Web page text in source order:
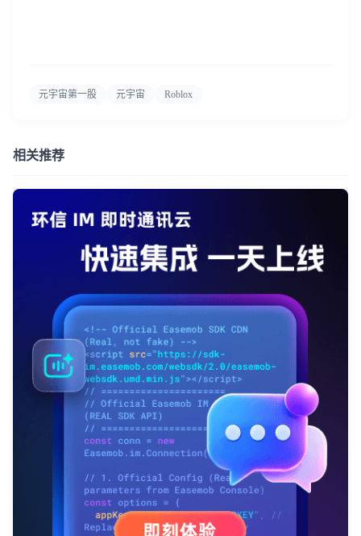
元宇宙第一股 元宇宙 Roblox
相关推荐
我已阅读并同意 通讯云隐私政策
提交
不了，谢谢
登录即时通讯云
登录客服云